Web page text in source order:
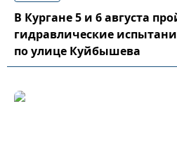
В Кургане 5 и 6 августа
гидравлические
по улице Куйбышева